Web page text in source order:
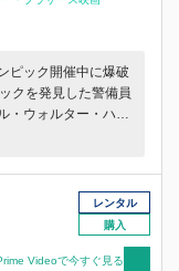
ピック開催中に爆破
クを発見した警備員
・ウォルター・ハウ
多くの力で多くの
容疑者として逮捕さ
に立ち上がった弁護
(サム・ロックウェ
るのだが…。
レンタル
購入
Videoで今すぐ見る